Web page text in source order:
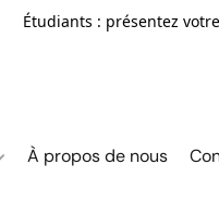
Étudiants : présentez
À propos de nous